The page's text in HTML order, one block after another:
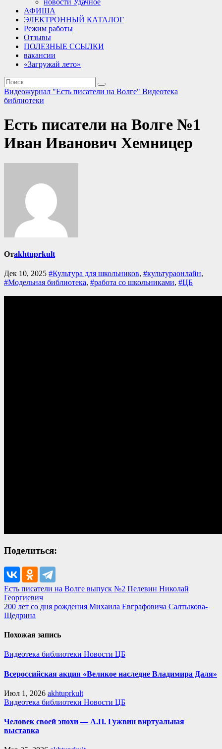
новости Удачное
АФИША
ЭЛЕКТРОННЫЙ КАТАЛОГ
Режим работы
Отзывы
ПОЛЕЗНЫЕ ССЫЛКИ
вакансии
«Загружай лето»
Видеожурнал "Есть писатели на Волге" Видеотека
библиотеки
Есть писатели на Волге №1
Иван Иванович Хемницер
Отakhtuprkult
Дек 10, 2025 #Культура для школьников, #культураонлайн,
#Модельная библиотека, #работа со школьниками, #ЦБ
Поделиться:
Навигация
по
записям
Есть писатели на Волге выпуск №2 Пелевин Николай
Георгиевич
200 лет со дня рождения Михаила Евграфовича Салтыкова-
Щедрина
Похожая запись
Видеотека библиотеки Новости ЦБ
Всероссийская акция «Великое наследие Владимира Даля»
Июл 1, 2026 akhtuprkult
Видеотека библиотеки Новости ЦБ
Человек своей эпохи — А.П. Гужвин виртуальная
выставка